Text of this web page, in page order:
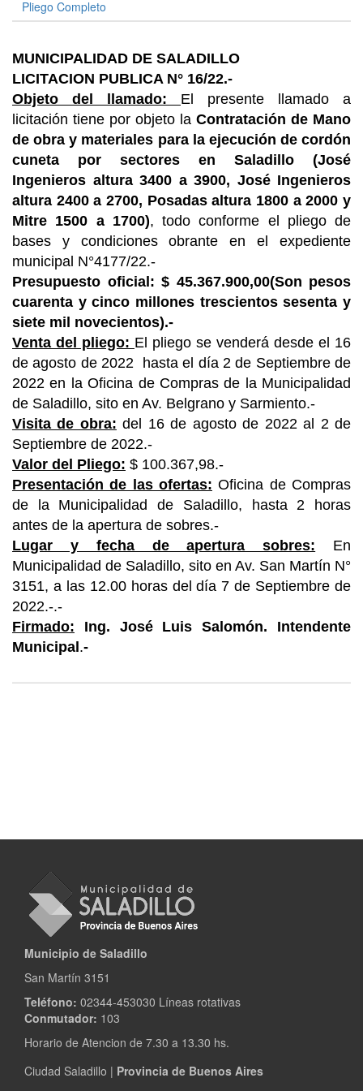
Pliego Completo
MUNICIPALIDAD DE SALADILLO
LICITACION PUBLICA N° 16/22.-
Objeto del llamado:
El presente llamado a
licitación tiene por objeto la Contratación de Mano
de obra y materiales para la ejecución de cordón
cuneta por sectores en Saladillo (José
Ingenieros altura 3400 a 3900, José Ingenieros
altura 2400 a 2700, Posadas altura 1800 a 2000 y
Mitre 1500 a 1700), todo conforme el pliego de
bases y condiciones obrante en el expediente
municipal N°4177/22.-
Presupuesto oficial: $ 45.367.900,00(Son pesos
cuarenta y cinco millones trescientos sesenta y
siete mil novecientos).-
Venta del pliego: El pliego se venderá desde el 16
de agosto de 2022 hasta el día 2 de Septiembre de
2022 en la Oficina de Compras de la Municipalidad
de Saladillo, sito en Av. Belgrano y Sarmiento.-
Visita de obra: del 16 de agosto de 2022 al 2 de
Septiembre de 2022.-
Valor del Pliego: $ 100.367,98.-
Presentación de las ofertas: Oficina de Compras
de la Municipalidad de Saladillo, hasta 2 horas
antes de la apertura de sobres.-
Lugar y fecha de apertura sobres: En
Municipalidad de Saladillo, sito en Av. San Martín N°
3151, a las 12.00 horas del día 7 de Septiembre de
2022.-.-
Firmado: Ing. José Luis Salomón. Intendente
Municipal .-
Municipio de Saladillo
San Martín 3151
Teléfono: 02344-453030 Líneas rotativas
Conmutador: 103
Horario de Atencion de 7.30 a 13.30 hs.
Ciudad Saladillo | Provincia de Buenos Aires